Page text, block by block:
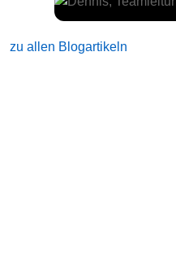
zu allen Blogartikeln